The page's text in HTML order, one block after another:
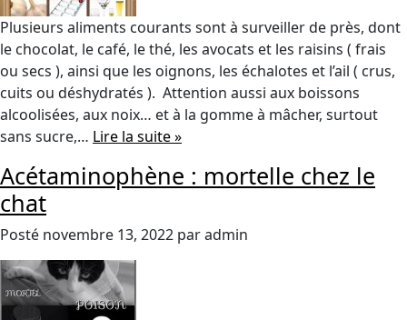
Plusieurs aliments courants sont à surveiller de près, dont
le chocolat, le café, le thé, les avocats et les raisins ( frais
ou secs ), ainsi que les oignons, les échalotes et l’ail ( crus,
cuits ou déshydratés ). Attention aussi aux boissons
alcoolisées, aux noix… et à la gomme à mâcher, surtout
sans sucre,… Lire la suite »
Acétaminophène : mortelle chez le
chat
Posté novembre 13, 2022 paradmin